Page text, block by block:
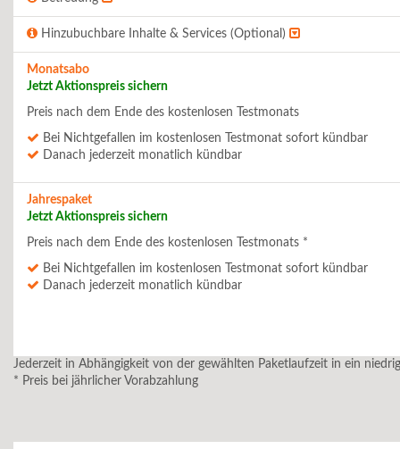
Hinzubuchbare Inhalte & Services (Optional)
Monatsabo
Jetzt Aktionspreis sichern
Preis nach dem Ende des kostenlosen Testmonats
Bei Nichtgefallen im kostenlosen Testmonat sofort kündbar
Danach jederzeit monatlich kündbar
Jahrespaket
Jetzt Aktionspreis sichern
Preis nach dem Ende des kostenlosen Testmonats *
Bei Nichtgefallen im kostenlosen Testmonat sofort kündbar
Danach jederzeit monatlich kündbar
Jederzeit in Abhängigkeit von der gewählten Paketlaufzeit in ein
* Preis bei jährlicher Vorabzahlung